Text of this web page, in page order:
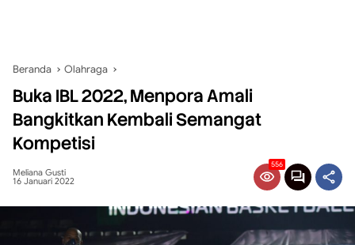
Beranda Olahraga
Buka IBL 2022, Menpora Amali
Bangkitkan Kembali Semangat
Kompetisi
Meliana Gusti
16 Januari 2022
556